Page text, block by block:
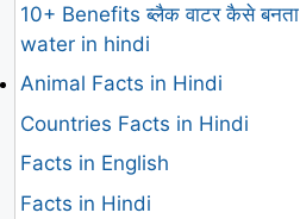
10+ Benefits ब्लैक वाटर कैसे
water in hindi
Animal Facts in Hindi
Countries Facts in Hindi
Facts in English
Facts in Hindi